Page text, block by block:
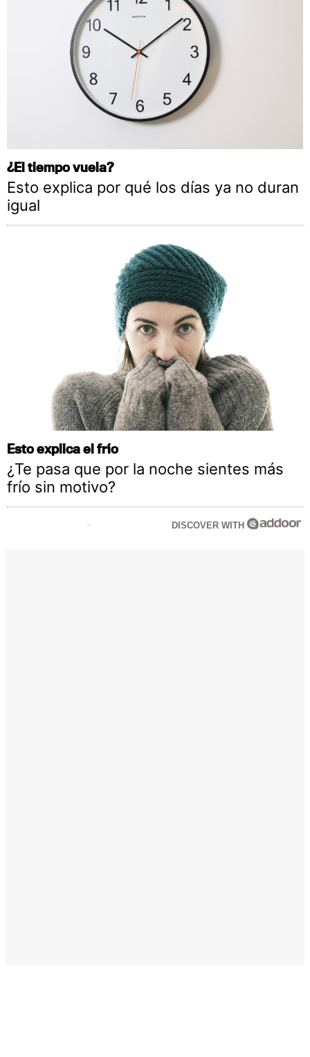
¿El tiempo vuela?
Esto explica por qué los días ya no duran
igual
Esto explica el frío
¿Te pasa que por la noche sientes más
frío sin motivo?
DISCOVER WITH